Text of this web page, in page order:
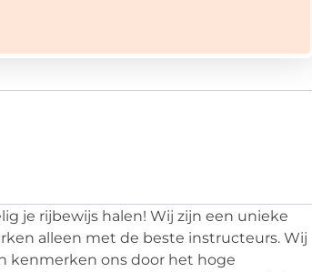
je rijbewijs halen! Wij zijn een unieke
alleen met de beste instructeurs. Wij
kenmerken ons door het hoge